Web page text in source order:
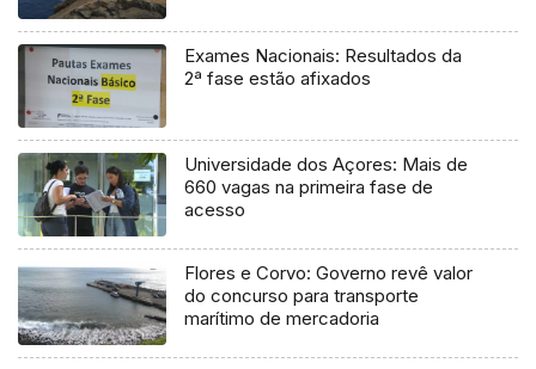
Exames Nacionais: Resultados da
2ª fase estão afixados
Universidade dos Açores: Mais de
660 vagas na primeira fase de
acesso
Flores e Corvo: Governo revê valor
do concurso para transporte
marítimo de mercadoria